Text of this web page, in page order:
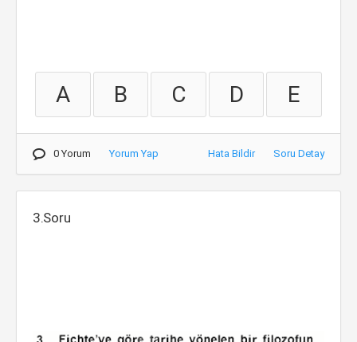
A B C D E
0 Yorum Yorum Yap Hata Bildir Soru Detay
3.Soru